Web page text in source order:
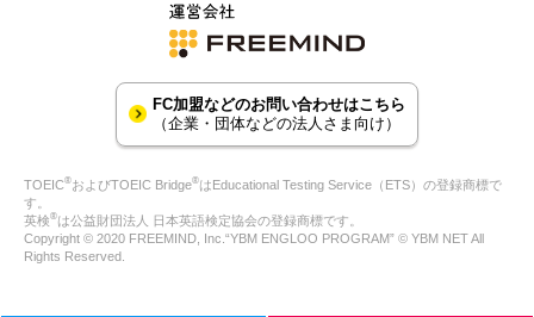
FC加盟などのお問い合わせはこちら
（企業・団体などの法人さま向け）
TOEIC®およびTOEIC Bridge®はEducational Testing Service（ETS）の登録商標で
す。
英検®は公益財団法人 日本英語検定協会の登録商標です。
Copyright © 2020 FREEMIND, Inc.“YBM ENGLOO PROGRAM” © YBM NET All
Rights Reserved.